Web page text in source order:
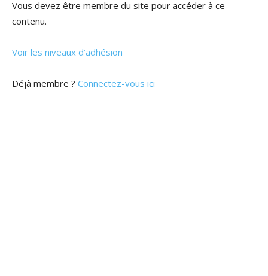
Vous devez être membre du site pour accéder à ce
contenu.
Voir les niveaux d’adhésion
Déjà membre ? Connectez-vous ici